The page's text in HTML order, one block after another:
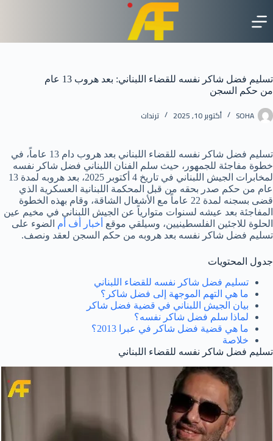
إلى
المحتوى
تسليم فضل شاكر نفسه للقضاء اللبناني: بعد هروب 13 عام
من حكم السجن
SOHA أكتوبر 10, 2025 ترندات
تسليم فضل شاكر نفسه للقضاء اللبناني بعد هروب دام 13 عاماً، في
خطوة مفاجئة للجمهور، حيث سلم الفنان اللبناني فضل شاكر نفسه
لمخابرات الجيش اللبناني في تاريخ 4 أكتوبر 2025، بعد هروبه لمدة 13
عام من حكم صدر بحقه من قبل المحكمة اللبنانية العسكرية الذي
قضى بسجنه لمدة 22 عاماً مع الأشغال الشاقة، وقام بهذه الخطوة
المفاجئة بعد عيشه لسنوات متوارياً عن الجيش اللبناني في مخيم عين
الحلوة للاجئين الفلسطينيين، وسيلقي موقع أخبار أف أم الضوء على
تسليم فضل شاكر نفسه بعد هروبه من حكم السجن لعقد ونصف.
جدول المحتويات
تسليم فضل شاكر نفسه للقضاء اللبناني
ما هي التهم الموجهة إلى فضل شاكر؟
بيان الجيش اللبناني في قضية فضل شاكر
لماذا سلم فضل شاكر نفسه؟
ما هي قضية فضل شاكر في عبرا 2013؟
خلاصة
تسليم فضل شاكر نفسه للقضاء اللبناني